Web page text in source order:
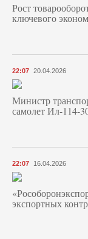
Рост
ключевого
22:07 20.04.2026
Министр
самолет Ил-114-
22:07 16.04.2026
экспортных